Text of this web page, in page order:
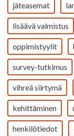
jäteasemat
lisäävä valmistus
oppimistyylit
survey-tutkimus
vihreä siirtymä
kehittäminen
henkilötiedot